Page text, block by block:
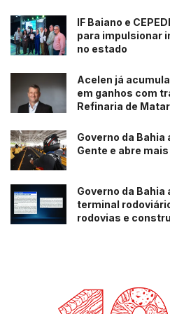
IF Baiano e
para impulsionar
no estado
Acelen já
em ganhos com
Refinaria de
Governo da Bahia
Gente e abre
Governo da
terminal
rodovias e